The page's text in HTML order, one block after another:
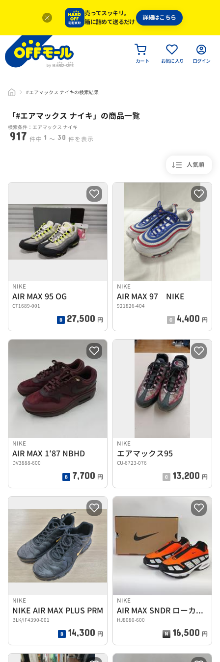
売ってスッキリ。
箱に詰めて送るだけ
詳細はこちら
カート お気に入り ログイン
#エアマックス ナイキの検索結果
「#エアマックス ナイキ」 の商品一覧
検索条件：エアマックス ナイキ
917 件中 1 〜 30 件を表示
人気順
NIKE
AIR MAX 95 OG
CT1689-001
27,500 円
NIKE
AIR MAX 97 NIKE
921826-404
4,400 円
NIKE
AIR MAX 1′87 NBHD
DV3888-600
7,700 円
NIKE
エアマックス95
CU-6723-076
13,200 円
NIKE
NIKE AIR MAX PLUS PRM
BLK/IF4390-001
14,300 円
NIKE
AIR MAX SNDR ローカットスニーカー
HJ8080-600
16,500 円